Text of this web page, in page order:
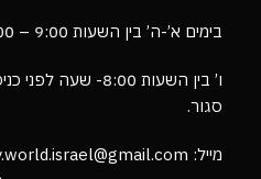
בימים א’-ה’ בין השעות 9:00 – 18:00 ,
ו’ בין השעות 8:00-
סגור.
מייל: Luxury.world.israel@gmail.com